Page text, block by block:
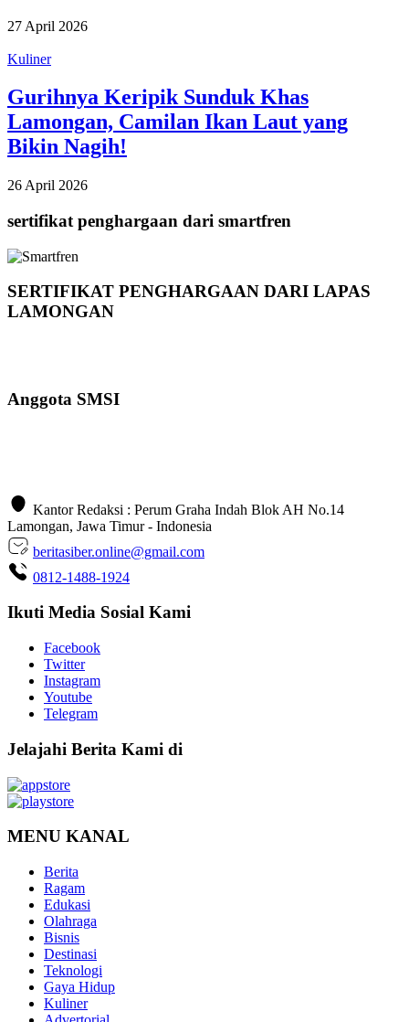
27 April 2026
Kuliner
Gurihnya Keripik Sunduk Khas
Lamongan, Camilan Ikan Laut yang
Bikin Nagih!
26 April 2026
sertifikat penghargaan dari smartfren
SERTIFIKAT PENGHARGAAN DARI LAPAS
LAMONGAN
Anggota SMSI
Kantor Redaksi : Perum Graha Indah Blok AH No.14
Lamongan, Jawa Timur - Indonesia
beritasiber.online@gmail.com
0812-1488-1924
Ikuti Media Sosial Kami
Facebook
Twitter
Instagram
Youtube
Telegram
Jelajahi Berita Kami di
MENU KANAL
Berita
Ragam
Edukasi
Olahraga
Bisnis
Destinasi
Teknologi
Gaya Hidup
Kuliner